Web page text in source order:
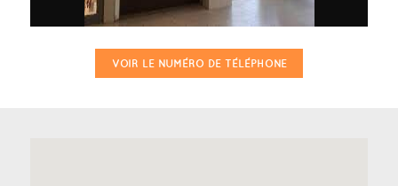
VOIR LE NUMÉRO DE TÉLÉPHONE